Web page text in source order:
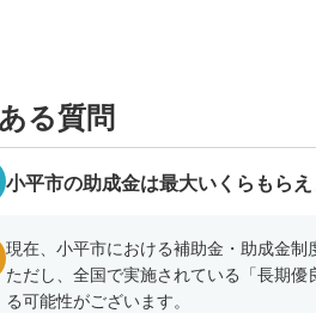
る質問
小平市の助成金は最大いくらもらえ
現在、小平市における補助金・助成金制
ただし、全国で実施されている「長期
る可能性がございます。